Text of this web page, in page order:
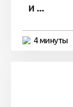
и ...
4 минуты